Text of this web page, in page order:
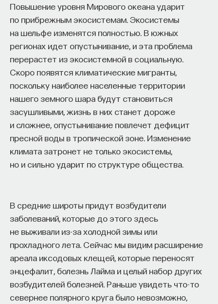
Повышение уровня Мирового океана ударит
по прибрежным экосистемам. Экосистемы
на шельфе изменятся полностью. В южных
регионах идет опустынивание, и эта проблема
перерастет из экосистемной в социальную.
Скоро появятся климатические мигранты,
поскольку наиболее населенные территории
нашего земного шара будут становиться
засушливыми, жизнь в них станет дороже
и сложнее, опустынивание повлечет дефицит
пресной воды в тропической зоне. Изменение
климата затронет не только экосистемы,
но и сильно ударит по структуре общества.
В средние широты придут возбудители
заболеваний, которые до этого здесь
не выживали из-за холодной зимы или
прохладного лета. Сейчас мы видим расширение
ареала иксодовых клещей, которые переносят
энцефалит, болезнь Лайма и целый набор других
возбудителей болезней. Раньше увидеть что-то
севернее полярного круга было невозможно,